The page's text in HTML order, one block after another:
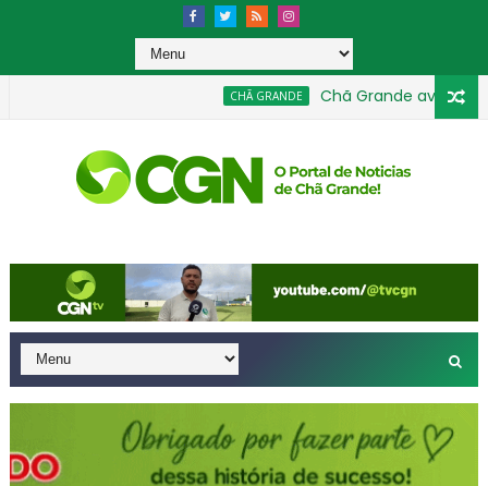
CHÃ GRANDE Chã Grande avança na